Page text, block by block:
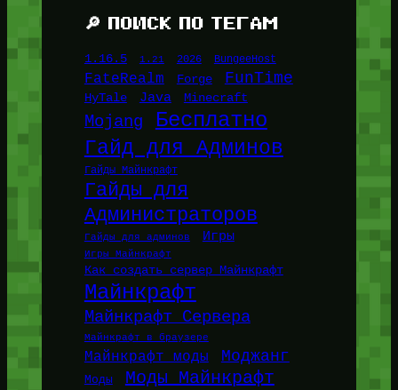
🔎 ПОИСК ПО ТЕГАМ
1.16.5 1.21 2026 BungeeHost
FateRealm Forge FunTime
HyTale Java Minecraft
Mojang Бесплатно
Гайд для Админов
Гайды Майнкрафт
Гайды для
Администраторов
Гайды для админов Игры
Игры Майнкрафт
Как создать сервер Майнкрафт
Майнкрафт
Майнкрафт Сервера
Майнкрафт в браузере
Майнкрафт моды Моджанг
Моды Моды Майнкрафт